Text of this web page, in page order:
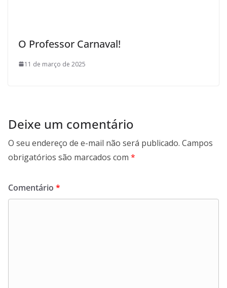
O Professor Carnaval!
11 de março de 2025
Deixe um comentário
O seu endereço de e-mail não será publicado. Campos
obrigatórios são marcados com *
Comentário *